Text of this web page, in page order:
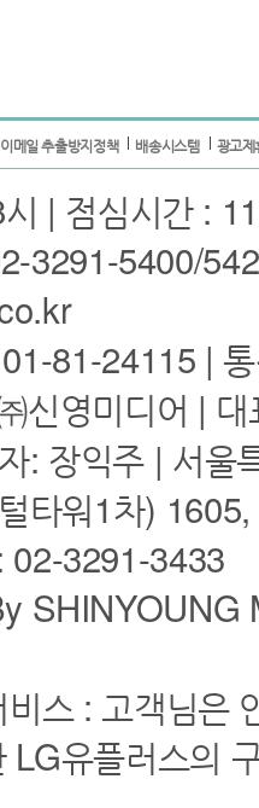
이메일 추출방지정책 배송시스템 광고
| 점심시간 :
3291-5400/
81-24115 |
신영미디어 |
: 장익주 | 서
타워1차)
02-3291-3433
스 : 고객님은
LG유플러스의